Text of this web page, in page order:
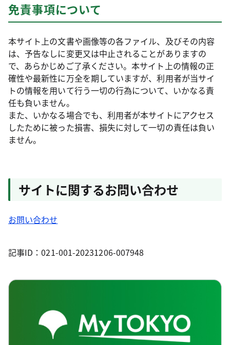
免責事項について
本サイト上の文書や画像等の各ファイル、及びその内容
は、予告なしに変更又は中止されることがありますの
で、あらかじめご了承ください。本サイト上の情報の正
確性や最新性に万全を期していますが、利用者が当サイ
トの情報を用いて行う一切の行為について、いかなる責
任も負いません。
また、いかなる場合でも、利用者が本サイトにアクセス
したために被った損害、損失に対して一切の責任は負い
ません。
サイトに関するお問い合わせ
お問い合わせ
記事ID：021-001-20231206-007948